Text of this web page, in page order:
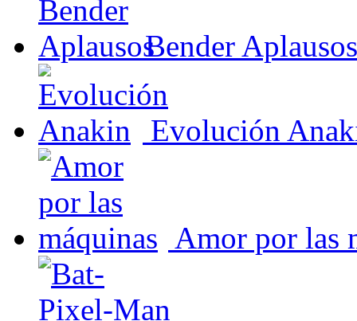
Bender Aplausos
Evolución
Amor por las